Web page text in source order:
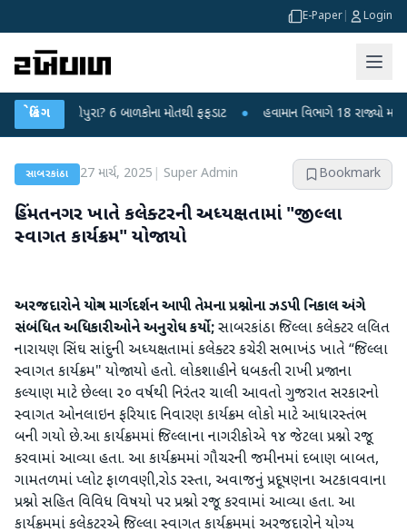
E-Paper Login
બ્રેકિંગ
કે ચાંદીપુરા? 6 બાળકોના મોતથી ફફડાટ ● હવામાન વિભાગે 18 રાજ્યો માટે ભારે
સાબરકાંઠા 27 માર્ચ, 2025 Super Admin Bookmark
હિંમતનગર ખાતે કલેક્ટરની અધ્યક્ષતામાં "જીલ્લા
સ્વાગત કાર્યક્રમ" યોજાયો
અરજદારોને યોગ્ય માર્ગદર્શન આપી તેમના પ્રશ્નોના ઝડપી નિકાલ અંગે
સંબંધિત અધિકારીઓને અનુરોધ કર્યો;સાબરકાંઠા જિલ્લા કલેક્ટર લલિત
નારાયણ સિંઘ સાંદુની અધ્યક્ષતામાં કલેક્ટર કચેરી સભાખંડ ખાતે “જિલ્લા
સ્વાગત કાર્યક્રમ" યોજાયો હતો. લોકશાહીને ધબકતી રાખી પ્રજાના
કલ્યાણ માટે છેલ્લા ૨૦ વર્ષથી નિરંતર ચાલી આવતો ગુજરાત સરકારનો
સ્વાગત ઓનલાઇન ફરિયાદ નિવારણ કાર્યક્રમ લોકો માટે આધારસ્તંભ
બની ગયો છે.આ કાર્યક્રમમાં જિલ્લાના નાગરીકોએ ૧૪ જેટલા પ્રશ્નો રજૂ
કરવામાં આવ્યા હતા. આ કાર્યક્રમમાં ગૌચરની જમીનમાં દબાણ બાબત,
ગામતળમાં પ્લોટ ફાળવણી,રોડ રસ્તા, અવાજનું પ્રદૂષણના અટકાવવાના
પ્રશ્નો સહિત વિવિધ વિષયો પર પ્રશ્નો રજૂ કરવામાં આવ્યા હતા. આ
કાર્યક્રમમાં કલેકટરએ જિલ્લા સ્વાગત કાર્યક્રમમાં અરજદારોને યોગ્ય